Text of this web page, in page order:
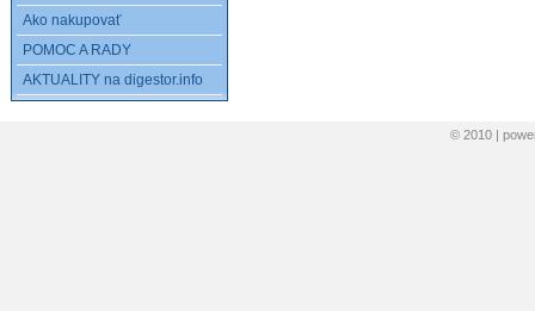
Ako nakupovať
POMOC A RADY
AKTUALITY na digestor.info
© 2010 |